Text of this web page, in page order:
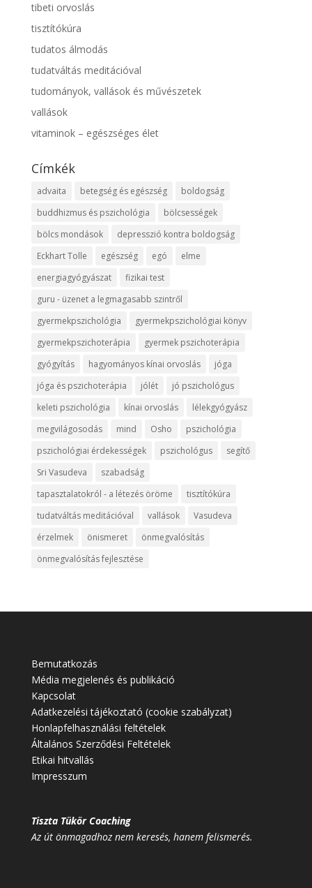
tibeti orvoslás
tisztítókúra
tudatos álmodás
tudatváltás meditációval
tudományok, vallások és művészetek
vallások
vitaminok – egészséges élet
Címkék
advaita betegség és egészség
boldogság
buddhizmus és pszichológia
bölcsességek
bölcs mondások
depresszió kontra boldogság
Eckhart Tolle
egészség egó
elme
energiagyógyászat
fizikai test
guru - üzenet a legmagasabb szintről
gyermekpszichológia
gyermekpszichológiai könyv
gyermekpszichoterápia
gyermek pszichoterápia
gyógyítás
hagyományos kínai orvoslás
jóga
jóga és pszichoterápia
jólét
jó pszichológus
keleti pszichológia
kínai orvoslás
lélekgyógyász
megvilágosodás
mind Osho
pszichológia
pszichológiai érdekességek
pszichológus
segítő
Sri Vasudeva
szabadság
tapasztalatokról - a létezés öröme
tisztítókúra
tudatváltás meditációval
vallások
Vasudeva
érzelmek
önismeret
önmegvalósítás
önmegvalósítás fejlesztése
Bemutatkozás
Média megjelenés és publikáció
Kapcsolat
Adatkezelési tájékoztató (cookie szabályzat)
Honlapfelhasználási feltételek
Általános Szerződési Feltételek
Etikai hitvallás
Impresszum
Tiszta Tükör Coaching
Az út önmagadhoz nem keresés, hanem felismerés.